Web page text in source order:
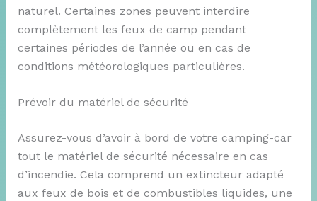
naturel. Certaines zones peuvent interdire
complètement les feux de camp pendant
certaines périodes de l’année ou en cas de
conditions météorologiques particulières.
Prévoir du matériel de sécurité
Assurez-vous d’avoir à bord de votre camping-car
tout le matériel de sécurité nécessaire en cas
d’incendie. Cela comprend un extincteur adapté
aux feux de bois et de combustibles liquides, une